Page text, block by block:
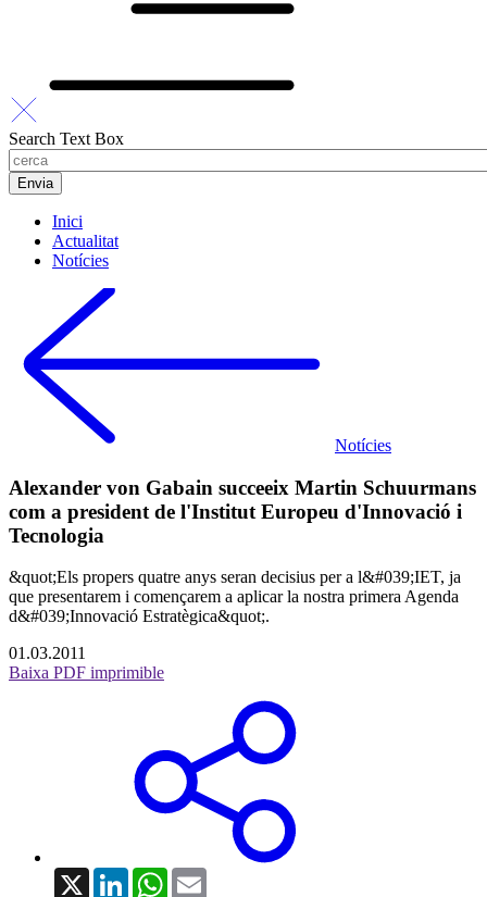
Search Text Box
Inici
Actualitat
Notícies
Notícies
Alexander von Gabain succeeix Martin Schuurmans
com a president de l'Institut Europeu d'Innovació i
Tecnologia
&quot;Els propers quatre anys seran decisius per a l&#039;IET, ja
que presentarem i començarem a aplicar la nostra primera Agenda
d&#039;Innovació Estratègica&quot;.
01.03.2011
Baixa PDF imprimible
X LinkedInWhatsApp